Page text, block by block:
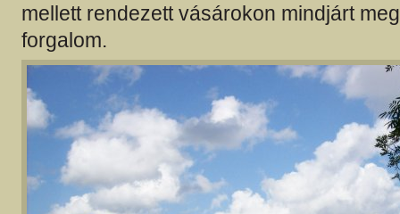
mellett rendezett vásárokon mindjárt
forgalom.